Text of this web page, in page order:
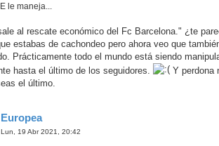
le maneja...
al rescate económico del Fc Barcelona." ¿te
estabas de cachondeo pero ahora veo que
Prácticamente todo el mundo está siendo
hasta el último de los seguidores.
Y perdona
el último.
Lun, 19 Abr 2021, 20:42